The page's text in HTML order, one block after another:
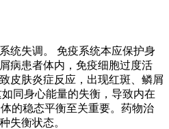
统失调。 免疫系统本应保护身
病患者体内，免疫细胞过度活
皮肤炎症反应，出现红斑、鳞屑
同身心能量的失衡，导致内在
的稳态平衡至关重要。药物治
失衡状态。